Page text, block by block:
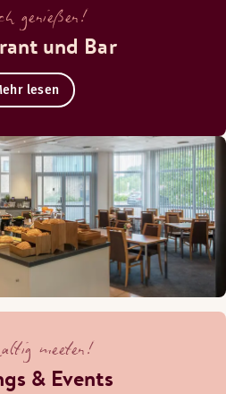
genießen!
und Bar
lesen
meeten!
& Events